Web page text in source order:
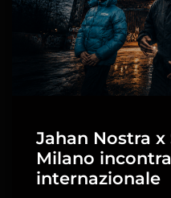
Jahan Nostra x
Milano
internazionale